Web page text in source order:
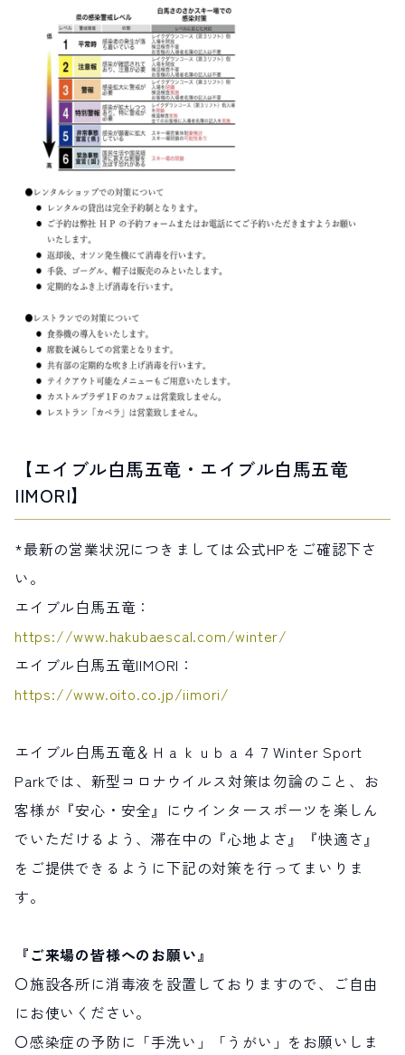
【エイブル白馬五竜・エイブル白馬五竜
IIMORI】
*最新の営業状況につきましては公式HPをご確認下さ
い。
エイブル白馬五竜：
https://www.hakubaescal.com/winter/
エイブル白馬五竜IIMORI：
https://www.oito.co.jp/iimori/
エイブル白馬五竜＆Ｈａｋｕｂａ４７Winter Sport
Parkでは、新型コロナウイルス対策は勿論のこと、お
客様が『安心・安全』にウインタースポーツを楽しん
でいただけるよう、滞在中の『心地よさ』『快適さ』
をご提供できるように下記の対策を行ってまいりま
す。
『ご来場の皆様へのお願い』
〇施設各所に消毒液を設置しておりますので、ご自由
にお使いください。
〇感染症の予防に「手洗い」「うがい」をお願いしま